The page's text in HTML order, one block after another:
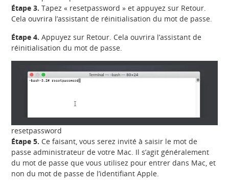
Étape 3. Tapez « resetpassword » et appuyez sur Retour.
Cela ouvrira l’assistant de réinitialisation du mot de passe.
Étape 4. Appuyez sur Retour. Cela ouvrira l’assistant de
réinitialisation du mot de passe.
resetpassword
Étape 5. Ce faisant, vous serez invité à saisir le mot de
passe administrateur de votre Mac. Il s’agit généralement
du mot de passe que vous utilisez pour entrer dans Mac, et
non du mot de passe de l’identifiant Apple.